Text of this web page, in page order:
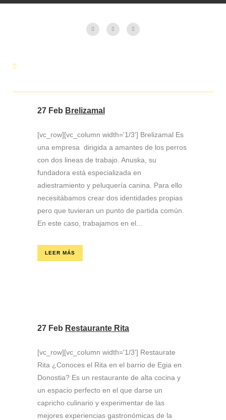
27 Feb Brelizamal
[vc_row][vc_column width='1/3'] Brelizamal Es
una empresa dirigida a amantes de los perros
con dos lineas de trabajo. Anuska, su
fundadora está especializada en
adiestramiento y peluquería canina. Para ello
necesitábamos crear dos identidades propias
pero que tuvieran un punto de partida común.
En este caso, trabajamos en el...
LEER MÁS
27 Feb Restaurante Rita
[vc_row][vc_column width='1/3'] Restaurate
Rita ¿Conoces el Rita en el barrio de Egia en
Donostia? Es un restaurante de alta cocina y
un espacio perfecto en el que darse un
capricho culinario y experimentar de las
mejores experiencias gastronómicas de la